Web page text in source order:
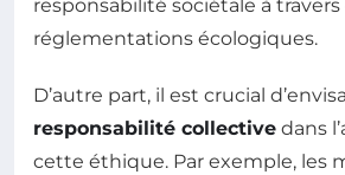
responsabilité sociétale à travers
réglementations écologiques.
D’autre part, il est crucial
responsabilité collective dans
cette éthique. Par exemple, les